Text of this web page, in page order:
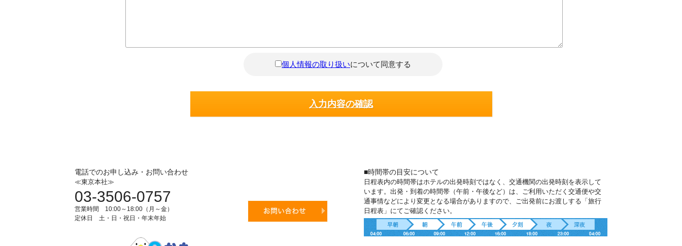
個人情報の取り扱いについて同意する
電話でのお申し込み・お問い合わせ
≪東京本社≫
03-3506-0757
営業時間 10:00～18:00（月～金）
定休日 土・日・祝日・年末年始
■時間帯の目安について
日程表内の時間帯はホテルの出発時刻ではなく、交通機関の出発時刻を表示して
います。出発・到着の時間帯（午前・午後など）は、ご利用いただく交通便や交
通事情などにより変更となる場合がありますので、ご出発前にお渡しする「旅行
日程表」にてご確認ください。